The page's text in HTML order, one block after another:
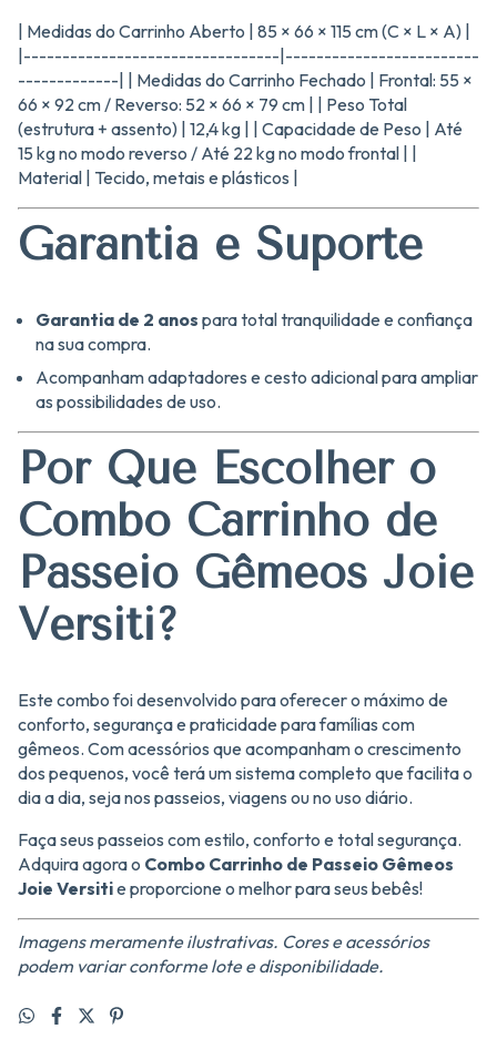
| Medidas do Carrinho Aberto | 85 × 66 × 115 cm (C × L × A) |
|---------------------------------|-------------------------
-------------| | Medidas do Carrinho Fechado | Frontal: 55 ×
66 × 92 cm / Reverso: 52 × 66 × 79 cm | | Peso Total
(estrutura + assento) | 12,4 kg | | Capacidade de Peso | Até
15 kg no modo reverso / Até 22 kg no modo frontal | |
Material | Tecido, metais e plásticos |
Garantia e Suporte
Garantia de 2 anos para total tranquilidade e confiança
na sua compra.
Acompanham adaptadores e cesto adicional para ampliar
as possibilidades de uso.
Por Que Escolher o
Combo Carrinho de
Passeio Gêmeos Joie
Versiti?
Este combo foi desenvolvido para oferecer o máximo de
conforto, segurança e praticidade para famílias com
gêmeos. Com acessórios que acompanham o crescimento
dos pequenos, você terá um sistema completo que facilita o
dia a dia, seja nos passeios, viagens ou no uso diário.
Faça seus passeios com estilo, conforto e total segurança.
Adquira agora o Combo Carrinho de Passeio Gêmeos
Joie Versitie proporcione o melhor para seus bebês!
Imagens meramente ilustrativas. Cores e acessórios
podem variar conforme lote e disponibilidade.